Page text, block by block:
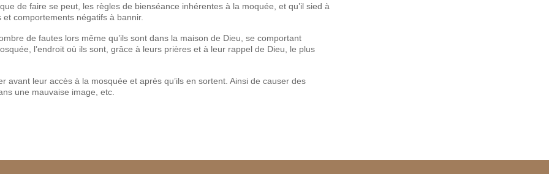
de faire se peut, les règles de bienséance inhérentes à la moquée, et qu’il sied à
comportements négatifs à bannir.
de fautes lors même qu’ils sont dans la maison de Dieu, se comportant
l’endroit où ils sont, grâce à leurs prières et à leur rappel de Dieu, le plus
avant leur accès à la mosquée et après qu’ils en sortent. Ainsi de causer des
une mauvaise image, etc.